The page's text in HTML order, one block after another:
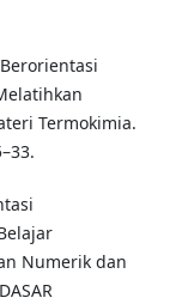
Termokimia.
Numerik dan